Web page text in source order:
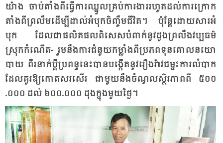
យ៉ាង ចាប់​តាំង​ពី​ធ្វើ​ការ​ឈ្នួល​គ្រប់​ការ​ងារ​រហូត​ដល់​ការ​ក្រោក​
តាំង​ពី​ព្រ​លឹម​ដើម្បី​ដាល់​អំ​បុក​ចិញ្ចឹម​ជី​វិត​។ ប៉ុន្តែ​ដោយ​សារ​អំ​
បុក ដែល​ជា​ផលិត​ផល​ពិ​សេស​បំ​ពាក់​នូវ​ដួង​ព្រ​លឹង​វប្ប​ធម៌​
ស្រុក​កំ​ណើត- រួម​នឹង​ការ​ជំ​នួយ​កម្លាំង​ពី​ប្រ​ភព​ទុន​គោល​នយោ​
បាយ ពីរ​នាក់​ប្តី​ប្រ​ពន្ធ​នេះ​បាន​បង្កើត​នូវ​រឿង​រ៉ាវ​ជម្នះ​ការ​លំ​បាក​
ដែល​គួរ​ឱ្យ​កោត​សរ​សើរ ជា​មួយ​នឹង​ចំ​ណូល​ស្ថិរ​ភាព​ពី ៥០០​
.០០០ ដល់​ ៦០០​.០០០ ដុង​ក្នុង​មួយ​ថ្ងៃ។